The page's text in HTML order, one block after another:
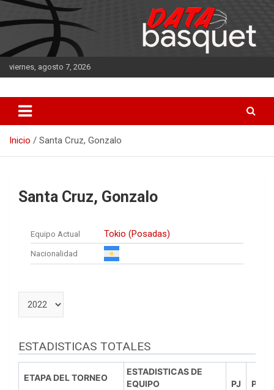
Saltar
al
contenido
viernes, agosto 7, 2026
DATA Basquet
Inicio Santa Cruz, Gonzalo
Santa Cruz, Gonzalo
Equipo Actual Tokio (Posadas)
Nacionalidad
ESTADISTICAS TOTALES
ETAPA DEL TORNEO
ESTADISTICAS DE
EQUIPO
PJ
PTS